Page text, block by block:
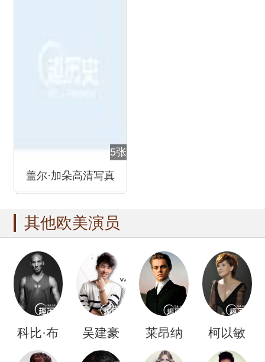
5张
盖尔·加朵高清写真
其他欧美演员
科比·布 吴建豪 莱昂纳 柯以敏